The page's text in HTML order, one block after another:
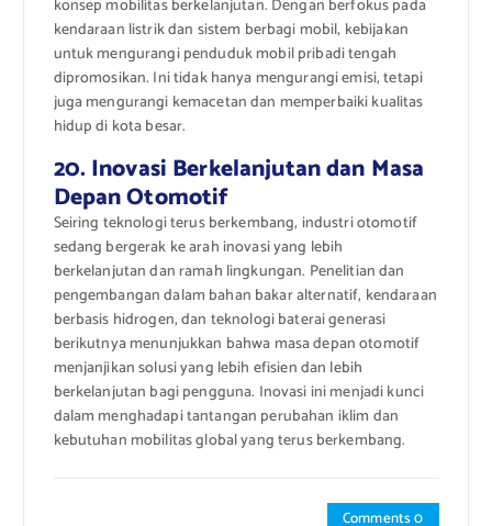
konsep mobilitas berkelanjutan. Dengan berfokus pada
kendaraan listrik dan sistem berbagi mobil, kebijakan
untuk mengurangi penduduk mobil pribadi tengah
dipromosikan. Ini tidak hanya mengurangi emisi, tetapi
juga mengurangi kemacetan dan memperbaiki kualitas
hidup di kota besar.
20. Inovasi Berkelanjutan dan Masa
Depan Otomotif
Seiring teknologi terus berkembang, industri otomotif
sedang bergerak ke arah inovasi yang lebih
berkelanjutan dan ramah lingkungan. Penelitian dan
pengembangan dalam bahan bakar alternatif, kendaraan
berbasis hidrogen, dan teknologi baterai generasi
berikutnya menunjukkan bahwa masa depan otomotif
menjanjikan solusi yang lebih efisien dan lebih
berkelanjutan bagi pengguna. Inovasi ini menjadi kunci
dalam menghadapi tantangan perubahan iklim dan
kebutuhan mobilitas global yang terus berkembang.
Comments 0